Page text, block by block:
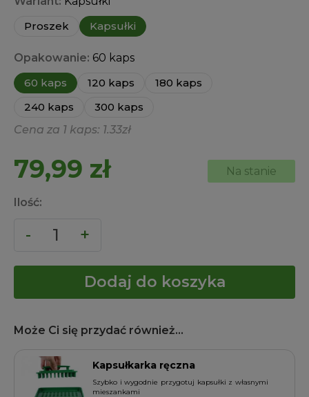
Proszek
Kapsułki
Opakowanie: 60 kaps
60 kaps
120 kaps
180 kaps
240 kaps
300 kaps
Cena za 1 kaps: 1.33zł
79,99 zł Na stanie
Ilość:
Dodaj do koszyka
Może Ci się przydać również...
Kapsułkarka ręczna
Szybko i wygodnie przygotuj kapsułki z własnymi
mieszankami